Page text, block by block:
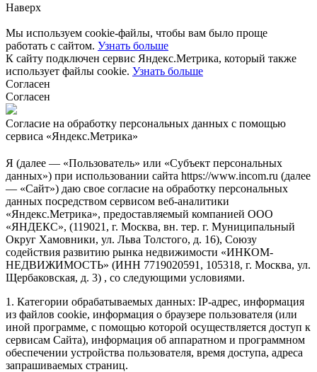
Наверх
Мы используем cookie-файлы, чтобы вам было проще
работать с сайтом. Узнать больше
К сайту подключен сервис Яндекс.Метрика, который также
использует файлы cookie. Узнать больше
Согласен
Согласен
Согласие на обработку персональных данных с помощью
сервиса «Яндекс.Метрика»
Я (далее — «Пользователь» или «Субъект персональных
данных») при использовании сайта https://www.incom.ru (далее
— «Сайт») даю свое согласие на обработку персональных
данных посредством сервисом веб-аналитики
«Яндекс.Метрика», предоставляемый компанией ООО
«ЯНДЕКС», (119021, г. Москва, вн. тер. г. Муниципальный
Округ Хамовники, ул. Льва Толстого, д. 16), Союзу
содействия развитию рынка недвижимости «ИНКОМ-
НЕДВИЖИМОСТЬ» (ИНН 7719020591, 105318, г. Москва, ул.
Щербаковская, д. 3) , со следующими условиями.
1. Категории обрабатываемых данных: IP-адрес, информация
из файлов cookie, информация о браузере пользователя (или
иной программе, с помощью которой осуществляется доступ к
сервисам Сайта), информация об аппаратном и программном
обеспечении устройства пользователя, время доступа, адреса
запрашиваемых страниц.